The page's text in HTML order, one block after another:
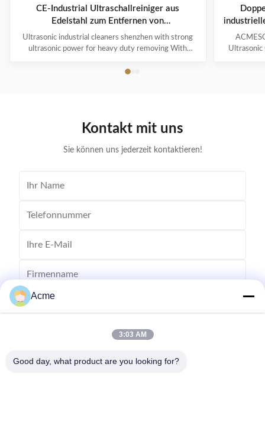
CE-Industrial Ultraschallreiniger aus
Edelstahl zum Entfernen von
Schwerlaststoffen
Ultrasonic industrial cleaners shenzhen with strong
ultrasonic power for heavy duty removing With
widely used in engine block, engine parts cleaning,
ultrasonic cleaning of engine parts,
Ultrasonic
Kontakt mit uns
Sie können uns jederzeit kontaktieren!
Acme
3:03 AM
Good day, what product are you looking for?